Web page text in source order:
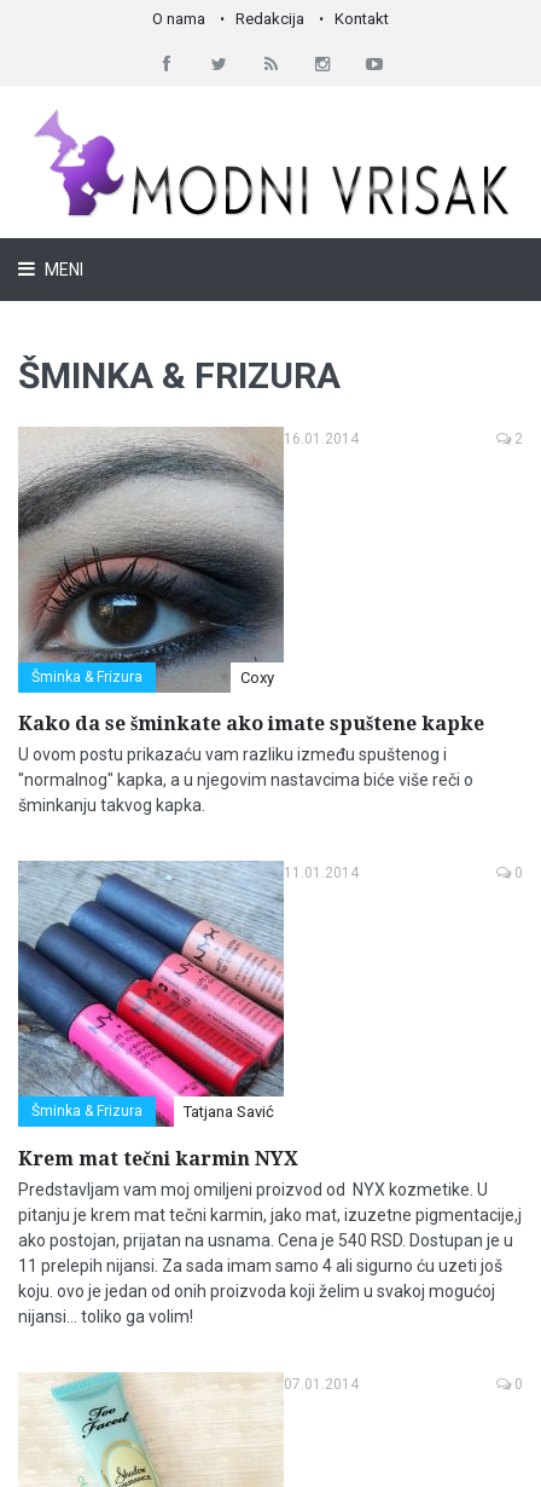
O nama Redakcija Kontakt
MENI
ŠMINKA & FRIZURA
Šminka & Frizura Coxy
16.01.2014 2
Kako da se šminkate ako imate spuštene kapke
U ovom postu prikazaću vam razliku između spuštenog i
"normalnog" kapka, a u njegovim nastavcima biće više reči o
šminkanju takvog kapka.
Šminka & Frizura Tatjana Savić
11.01.2014 0
Krem mat tečni karmin NYX
Predstavljam vam moj omiljeni proizvod od NYX kozmetike. U
pitanju je krem mat tečni karmin, jako mat, izuzetne pigmentacije,j
ako postojan, prijatan na usnama. Cena je 540 RSD. Dostupan je u
11 prelepih nijansi. Za sada imam samo 4 ali sigurno ću uzeti još
koju. ovo je jedan od onih proizvoda koji želim u svakoj mogućoj
nijansi... toliko ga volim!
07.01.2014 0